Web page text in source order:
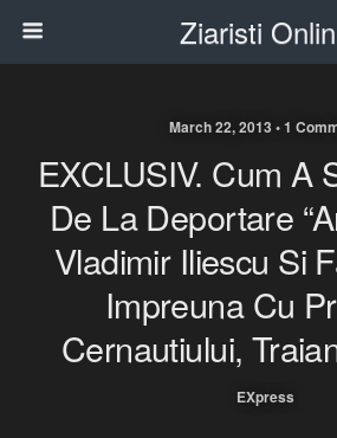
Ziaristi
March 22, 2013 • 1
EXCLUSIV. Cum A
De La Deportare
Vladimir Iliescu Si
Impreuna Cu
Cernautiului,
EXpress